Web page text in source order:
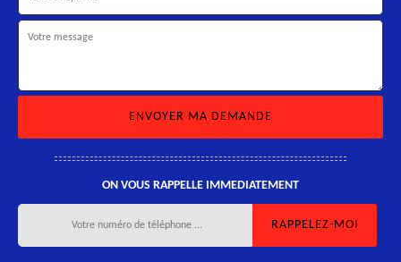
ON VOUS RAPPELLE IMMEDIATEMENT